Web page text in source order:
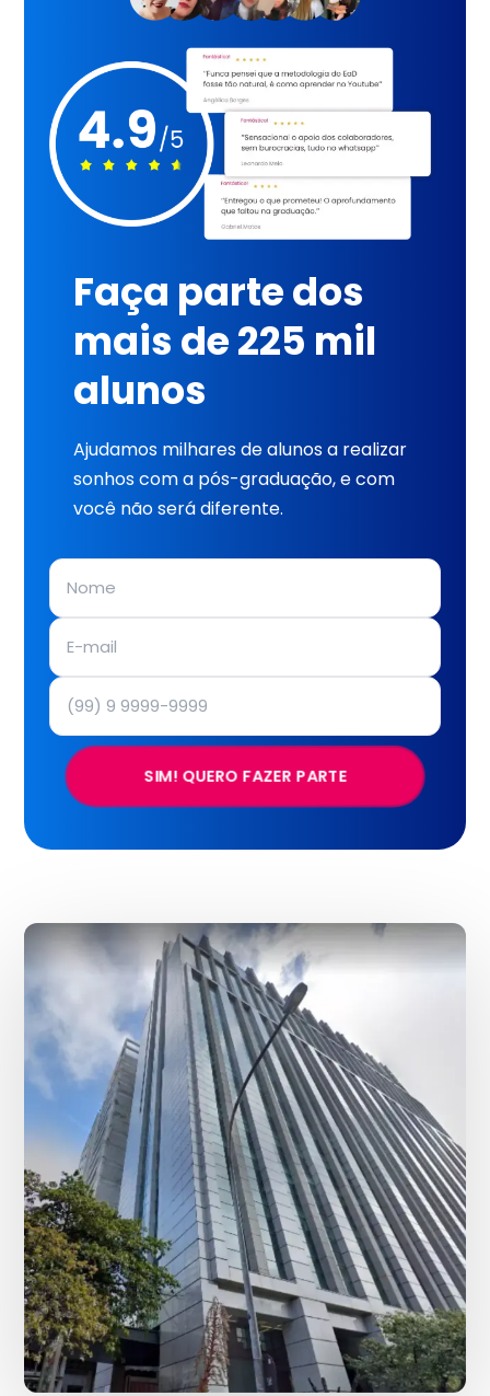
Faça parte dos
mais de 225 mil
alunos
Ajudamos milhares de alunos a realizar
sonhos com a pós-graduação, e com
você não será diferente.
SIM! QUERO FAZER PARTE